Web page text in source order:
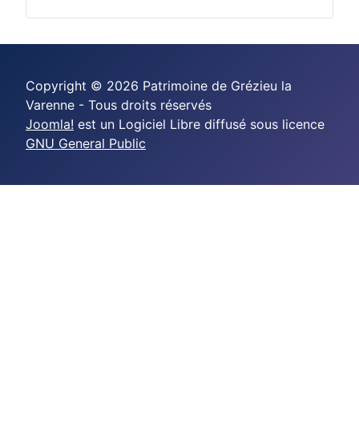
Copyright © 2026 Patrimoine de Grézieu la
Varenne - Tous droits réservés
Joomla! est un Logiciel Libre diffusé sous licence
GNU General Public